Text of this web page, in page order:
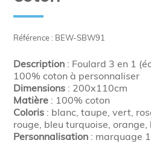
Référence : BEW-SBW91
Description : Foulard 3 en 1
100% coton à personnaliser
Dimensions : 200x110cm
Matière : 100% coton
Coloris : blanc, taupe, vert,
rouge, bleu turquoise,
Personnalisation : marquage